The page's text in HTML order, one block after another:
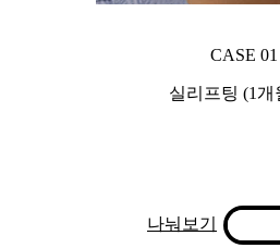
CASE 01
실리프팅 (1개
나눠보기